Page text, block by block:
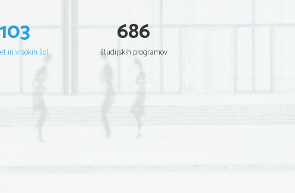
103
in visokih šol
686
študijskih programov